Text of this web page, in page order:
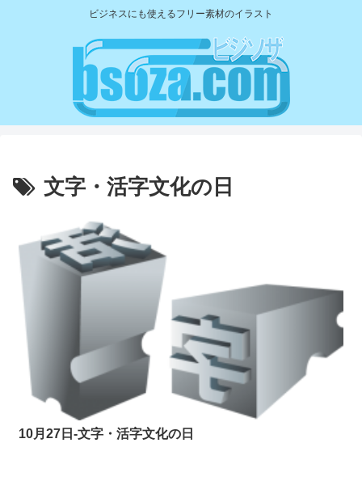
ビジネスにも使えるフリー素材のイラスト
文字・活字文化の日
10月27日-文字・活字文化の日